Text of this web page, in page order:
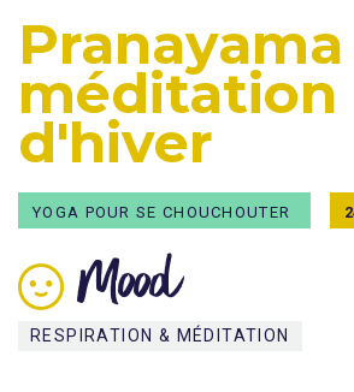
Pranayama
méditation
d'hiver
YOGA POUR SE CHOUCHOUTER
Mood
RESPIRATION & MÉDITATION